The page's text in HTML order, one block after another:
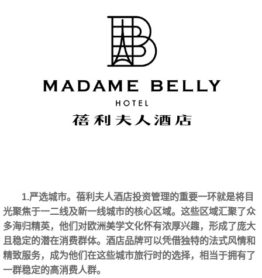
1.严选城市。蓓利夫人酒店投资管理的重要一环就是将目
光聚焦于一二线及新一线城市的核心区域。这些区域汇聚了众
多海归精英，他们对欧洲美学文化怀有浓厚兴趣，形成了庞大
且稳定的潜在消费群体。酒店品牌可以凭借独特的法式风情和
精致服务，成为他们在这些城市旅行时的选择，相当于拥有了
一群稳定的高消费人群。